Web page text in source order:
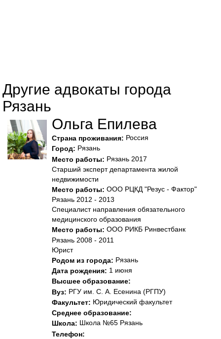
Другие адвокаты города
Рязань
Ольга Епилева
Страна проживания: Россия
Город: Рязань
Место работы: Рязань 2017
Старший эксперт департамента жилой
недвижимости
Место работы: ООО РЦКД "Резус - Фактор"
Рязань 2012 - 2013
Специалист направления обязательного
медицинского образования
Место работы: ООО РИКБ Ринвестбанк
Рязань 2008 - 2011
Юрист
Родом из города: Рязань
Дата рождения: 1 июня
Высшее образование:
Вуз: РГУ им. С. А. Есенина (РГПУ)
Факультет: Юридический факультет
Среднее образование:
Школа: Школа №65 Рязань
Телефон: